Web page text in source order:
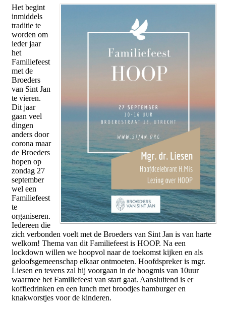
Het begint
inmiddels
traditie te
worden om
ieder jaar
het
Familiefeest
met de
Broeders
van Sint Jan
te vieren.
Dit jaar
gaan veel
dingen
anders door
corona maar
de Broeders
hopen op
zondag 27
september
wel een
Familiefeest
te
organiseren.
Iedereen die
zich verbonden voelt met de Broeders van Sint Jan is van harte
welkom! Thema van dit Familiefeest is HOOP. Na een
lockdown willen we hoopvol naar de toekomst kijken en als
geloofsgemeenschap elkaar ontmoeten. Hoofdspreker is mgr.
Liesen en tevens zal hij voorgaan in de hoogmis van 10uur
waarmee het Familiefeest van start gaat. Aansluitend is er
koffiedrinken en een lunch met broodjes hamburger en
knakworstjes voor de kinderen.